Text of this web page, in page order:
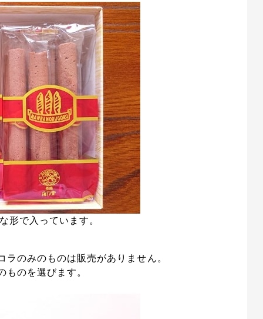
形で入っています。
のみのものは販売がありません。
のを選びます。